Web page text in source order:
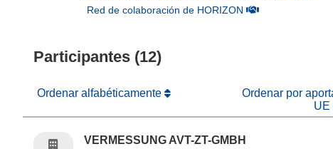
Red de colaboración de HORIZON(se abrirá en una
Participantes (12)
Ordenar alfabéticamente
Ordenar por
UE
VERMESSUNG AVT-ZT-GMBH